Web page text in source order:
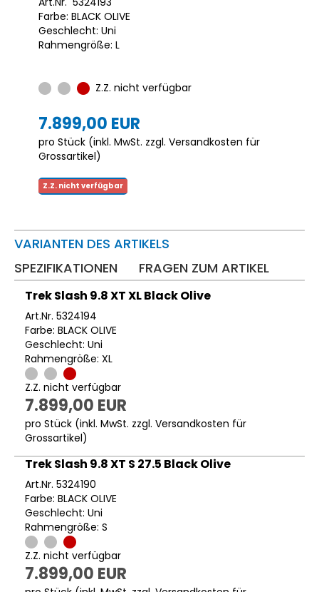
Farbe: BLACK OLIVE
Geschlecht: Uni
Rahmengröße: L
Z.Z. nicht verfügbar
7.899,00 EUR
pro Stück (inkl. MwSt. zzgl. Versandkosten für
Grossartikel)
Z.Z. nicht verfügbar
VARIANTEN DES ARTIKELS
SPEZIFIKATIONEN
FRAGEN ZUM ARTIKEL
Trek Slash 9.8 XT XL Black Olive
Art.Nr. 5324194
Farbe: BLACK OLIVE
Geschlecht: Uni
Rahmengröße: XL
Z.Z. nicht verfügbar
7.899,00 EUR
pro Stück (inkl. MwSt. zzgl. Versandkosten für
Grossartikel)
Trek Slash 9.8 XT S 27.5 Black Olive
Art.Nr. 5324190
Farbe: BLACK OLIVE
Geschlecht: Uni
Rahmengröße: S
Z.Z. nicht verfügbar
7.899,00 EUR